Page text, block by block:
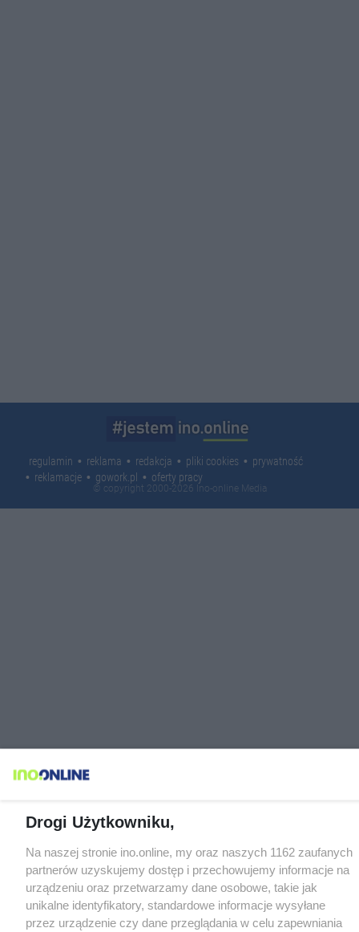
regulamin reklama redakcja pliki cookies
prywatność
reklamacje
gowork.pl oferty pracy
© copyright 2000-2026 Ino-online Media
Drogi Użytkowniku,
Na naszej stronie ino.online, my oraz naszych 1162 zaufanych
partnerów uzyskujemy dostęp i przechowujemy informacje na
urządzeniu oraz przetwarzamy dane osobowe, takie jak
unikalne identyfikatory, standardowe informacje wysyłane
przez urządzenie czy dane przeglądania w celu zapewniania